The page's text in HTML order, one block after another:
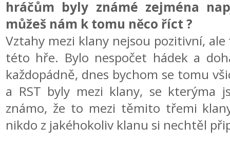
hráčům byly známé zejména
můžeš nám k tomu něco říct ?
Vztahy mezi klany nejsou pozitivní,
této hře. Bylo nespočet hádek a
každopádně, dnes bychom se tomu
a RST byly mezi klany, se kterýma
známo, že to mezi těmito třemi
nikdo z jakéhokoliv klanu si nechtěl